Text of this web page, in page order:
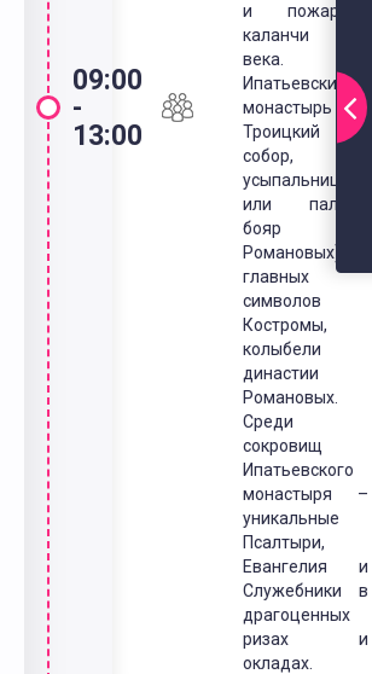
09:00
-
13:00
и пожарной
каланчи 19
века.
Ипатьевский
монастырь (
Троицкий
собор,
усыпальница
или палаты
бояр
Романовых) –
главных
символов
Костромы,
колыбели
династии
Романовых.
Среди
сокровищ
Ипатьевского
монастыря –
уникальные
Псалтыри,
Евангелия и
Служебники в
драгоценных
ризах и
окладах.